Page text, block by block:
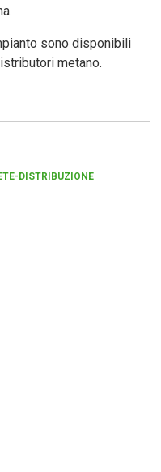
sono disponibili
metano.
DISTRIBUZIONE